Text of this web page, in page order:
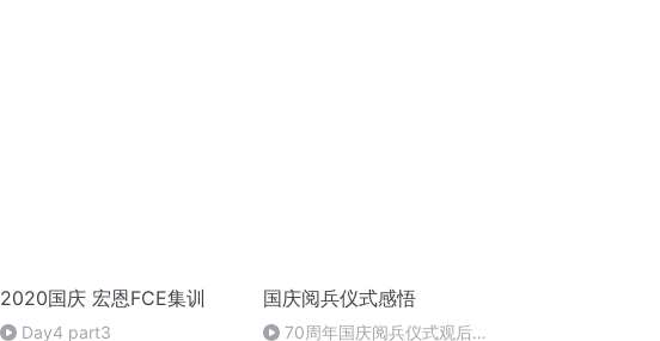
2020国庆 宏恩FCE集训
Day4 part3
国庆阅兵仪式感悟
70周年国庆阅兵仪式观后感